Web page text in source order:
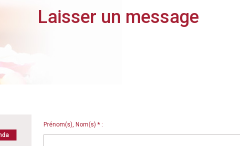
Laisser un message
Prénom(s), Nom(s) * :